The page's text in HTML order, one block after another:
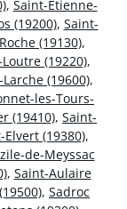
, Saint-Étienne-
(19200), Saint-
(19130),
(19220),
(19600),
les-Tours-
(19410), Saint-
(19380),
de-Meyssac
, Saint-Aulaire
, Sadroc